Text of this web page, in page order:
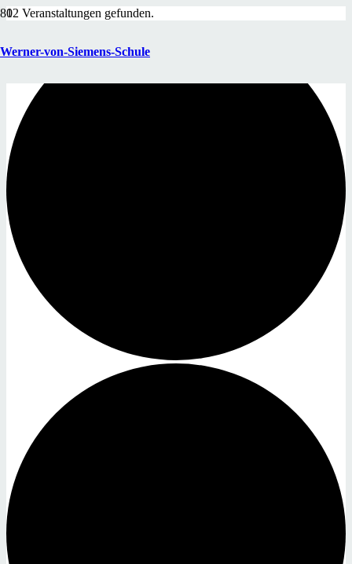
Werner-von-Siemens-Schule
12 Veranstaltungen gefunden.